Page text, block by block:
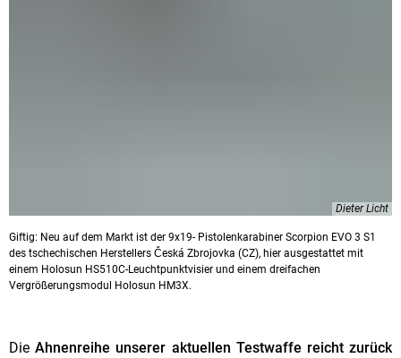
Dieter Licht
Giftig: Neu auf dem Markt ist der 9x19- Pistolenkarabiner Scorpion EVO 3 S1
des tschechischen Herstellers Česká Zbrojovka (CZ), hier ausgestattet mit
einem Holosun HS510C-Leuchtpunktvisier und einem dreifachen
Vergrößerungsmodul Holosun HM3X.
DieAhnenreihe unserer aktuellen Testwaffe reicht zurück